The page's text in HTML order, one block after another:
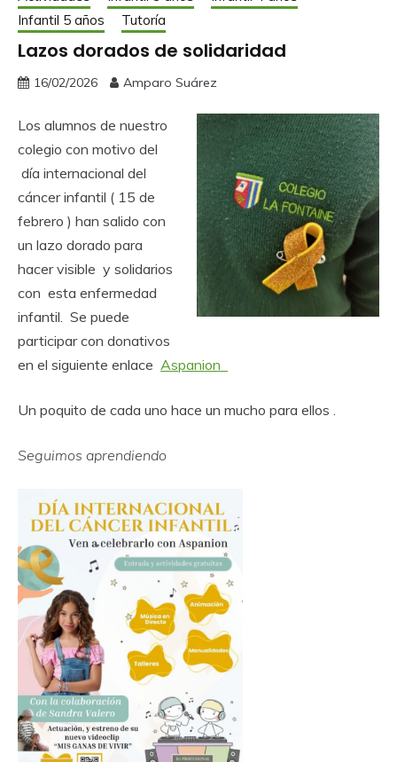
Infantil 5 años
Tutoría
Lazos dorados de solidaridad
16/02/2026 Amparo Suárez
Los alumnos de nuestro
colegio con motivo del
día internacional del
cáncer infantil ( 15 de
febrero ) han salido con
un lazo dorado para
hacer visible y solidarios
con esta enfermedad
infantil. Se puede
participar con donativos
en el siguiente enlace Aspanion
Un poquito de cada uno hace un mucho para ellos .
Seguimos aprendiendo